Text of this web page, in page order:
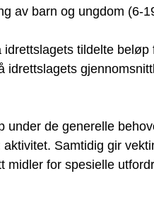
av barn og ungdom (6-
tildelte beløp
de generelle
Samtidig gir
for spesielle